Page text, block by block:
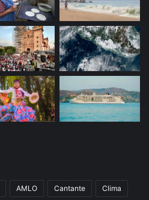
AMLO Cantante Clima